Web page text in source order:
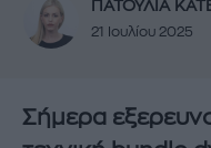
ΠΑΤΟΥΛΙΑ
21 Ιουλίου 2025
Σήμερα